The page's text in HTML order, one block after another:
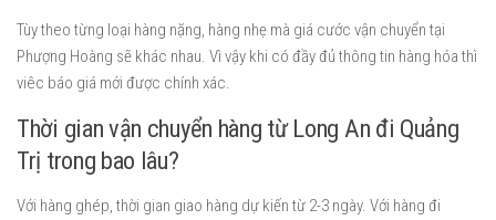
Tùy theo từng loại hàng nặng, hàng nhẹ mà giá cước vận chuyển tại
Phượng Hoàng sẽ khác nhau. Vì vậy khi có đầy đủ thông tin hàng hóa thì
viêc báo giá mới được chính xác.
Thời gian vận chuyển hàng từ Long An đi Quảng
Trị trong bao lâu?
Với hàng ghép, thời gian giao hàng dự kiến từ 2-3 ngày. Với hàng đi